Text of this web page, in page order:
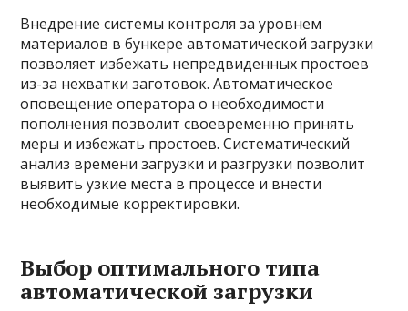
Внедрение системы контроля за уровнем
материалов в бункере автоматической загрузки
позволяет избежать непредвиденных простоев
из-за нехватки заготовок. Автоматическое
оповещение оператора о необходимости
пополнения позволит своевременно принять
меры и избежать простоев. Систематический
анализ времени загрузки и разгрузки позволит
выявить узкие места в процессе и внести
необходимые корректировки.
Выбор оптимального типа
автоматической загрузки